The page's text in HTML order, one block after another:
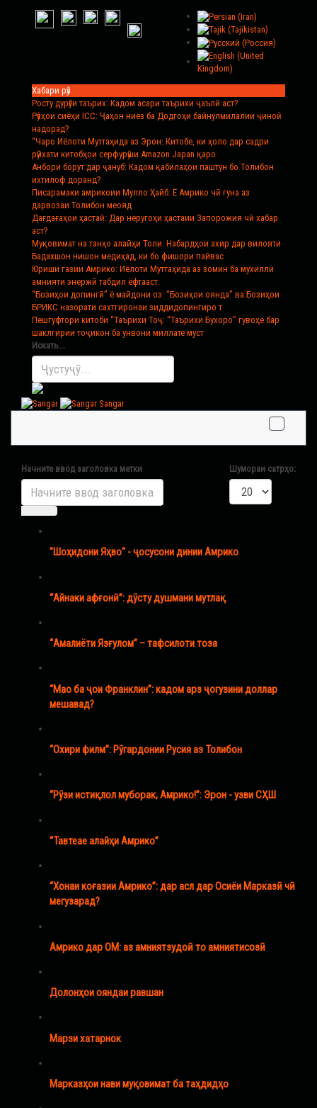
Хабари рӯз
Росту дурӯғи таърих: Кадом асари таърихи ҷаълӣ аст?
Рӯзҳои сиёҳи ICC: Ҷаҳон ниёз ба Додгоҳи байнулмилалии ҷиноӣ
надорад?
“Чаро Иёлоти Муттаҳида аз Эрон: Китобе, ки ҳоло дар садри
рӯйхати китобҳои серфурӯши Amazon Japan қаро
Анбори борут дар ҷануб: Кадом қабилаҳои паштун бо Толибон
ихтилоф доранд?
Писарамаки амрикоии Мулло Ҳайб: Ё Амрико чӣ гуна аз
дарвозаи Толибон меояд
Дағдағаҳои ҳастаӣ: Дар неругоҳи ҳастаии Запорожия чӣ хабар
аст?
Муқовимат на танҳо алайҳи Толи: Набардҳои ахир дар вилояти
Бадахшон нишон медиҳад, ки бо фишори пайвас
Юриши газии Амрико: Иёлоти Муттаҳида аз зомин ба мухилли
амнияти энержӣ табдил ёфтааст.
“Бозиҳои допингӣ” ё майдони оз: “Бозиҳои оянда” ва Бозиҳои
БРИКС назорати сахтгиронаи зиддидопингиро т
Пешгуфтори китоби “Таърихи Тоҷ: “Таърихи Бухоро” гувоҳе бар
шаклгирии тоҷикон ба унвони миллате муст
Искать...
Sangar
Начните ввод заголовка метки Шумораи сатрҳо:
"Шоҳидони Яҳво" - ҷосусони динии Амрико
“Айнаки афғонӣ”: дӯсту душмани мутлақ
“Амалиёти Язғулом” – тафсилоти тоза
“Мао ба ҷои Франклин”: кадом арз ҷогузини доллар
мешавад?
“Охири филм”: Рӯгардонии Русия аз Толибон
“Рӯзи истиқлол муборак, Амрико!”: Эрон - узви СҲШ
“Тавтеае алайҳи Амрико”
“Хонаи коғазии Амрико”: дар асл дар Осиёи Марказӣ чӣ
мегузарад?
Амрико дар ОМ: аз амниятзудоӣ то амниятисозӣ
Долонҳои ояндаи равшан
Марзи хатарнок
Марказҳои нави муқовимат ба таҳдидҳо